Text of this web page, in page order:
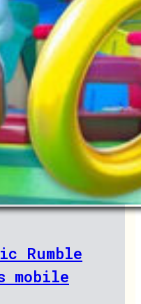
Rumble
mobile